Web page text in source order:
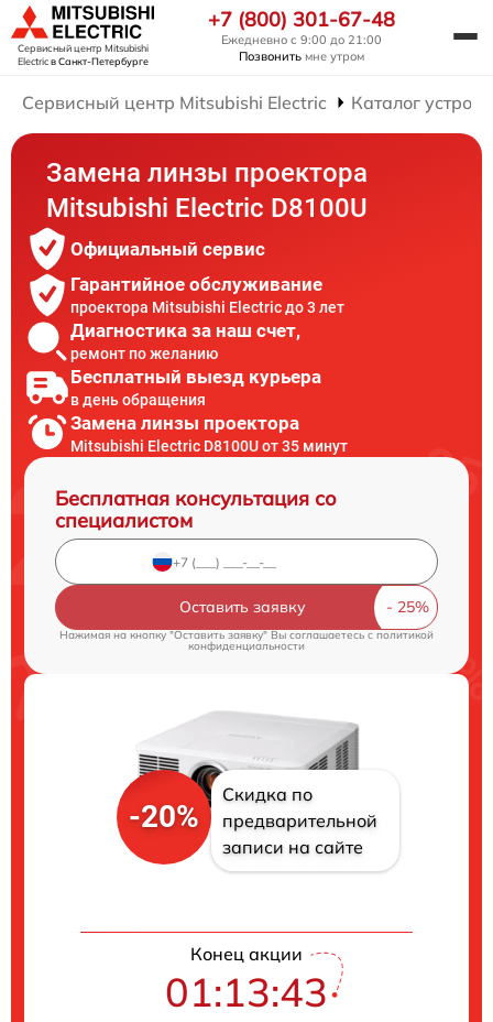
Сервисный центр Mitsubishi
Electricв Санкт-Петербурге
+7 (800) 301-67-48
Ежедневно с 9:00 до 21:00
Позвонить мне утром
Сервисный центр Mitsubishi Electric Каталог
Замена линзы проектора
Mitsubishi Electric D8100U
Официальный сервис
Гарантийное обслуживание
проектора Mitsubishi Electric до 3 лет
Диагностика за наш счет,
ремонт по желанию
Бесплатный выезд курьера
в день обращения
Замена линзы проектора
Mitsubishi Electric D8100U от 35 минут
Бесплатная консультация со
специалистом
Оставить заявку
Нажимая на кнопку "Оставить заявку" Вы соглашаетесь c политикой
конфиденциальности
-20%
Скидка по
предварительной
записи на сайте
Конец акции
01:13:42